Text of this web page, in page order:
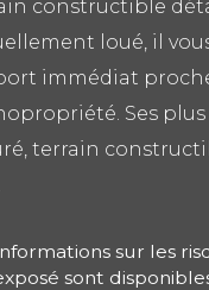
Valeurs
de pièces
constructible
loué, il
immédiat proche
Ses
terrain
sur les
sont